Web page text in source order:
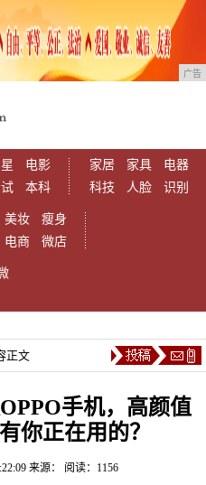
广告
电影
本科
家居 家具
电器
科技
人脸 识别
美妆
瘦身
电商 微店
正文
手机，高颜值
你正在用的？
来源： 阅读：1156